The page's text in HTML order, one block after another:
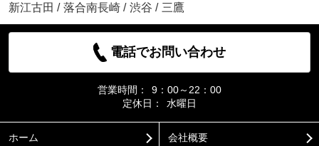
新江古田 / 落合南長崎 / 渋谷 / 三鷹
電話でお問い合わせ
営業時間：
9：00～22：00
定休日：
水曜日
ホーム 会社概要